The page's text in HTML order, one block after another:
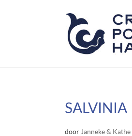
SALVINIA
door Janneke & Kathe